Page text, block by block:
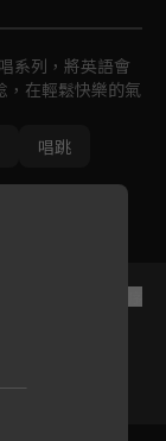
系列，將英語會
，在輕鬆快樂的氣
唱跳